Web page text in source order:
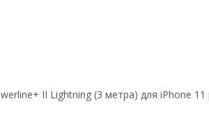
II Lightning (3 метра) для iPhone